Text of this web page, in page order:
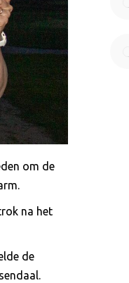
om de
na het
de